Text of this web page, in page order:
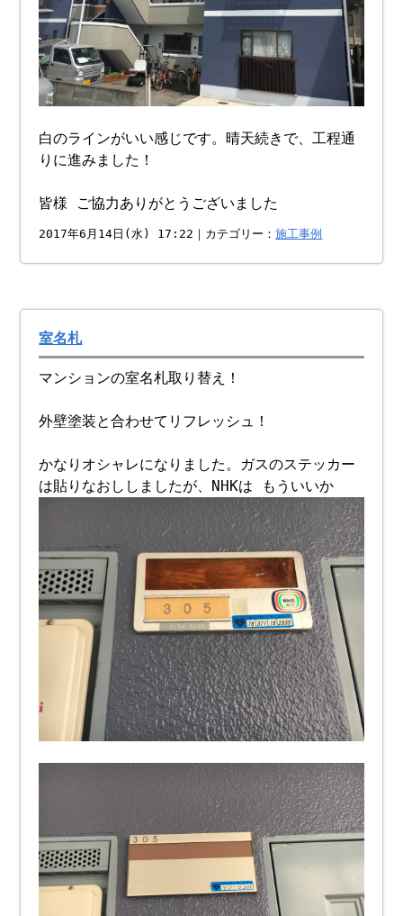
白のラインがいい感じです。晴天続きで、工程通
りに進みました！
皆様 ご協力ありがとうございました
2017年6月14日(水) 17:22｜カテゴリー：施工事例
室名札
マンションの室名札取り替え！
外壁塗装と合わせてリフレッシュ！
かなりオシャレになりました。ガスのステッカー
は貼りなおししましたが、NHKは もういいか